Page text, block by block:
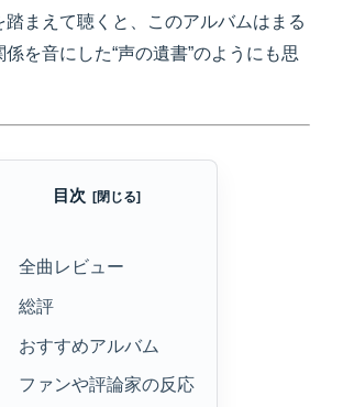
踏まえて聴くと、このアルバムはまる
を音にした“声の遺書”のようにも思
目次
全曲レビュー
総評
おすすめアルバム
ファンや評論家の反応